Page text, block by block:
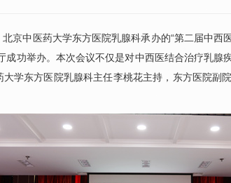
京中医药大学东方医院乳腺科承办的“第二届中西
成功举办。本次会议不仅是对中西医结合治疗乳腺
大学东方医院乳腺科主任李桃花主持，东方医院副